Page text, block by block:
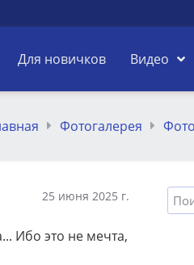
Для новичков Видео
Фотогалерея Фото
25 июня 2025 г.
Ибо это не мечта,